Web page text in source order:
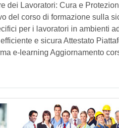
dei Lavoratori: Cura e
del corso di formazione sulla
per i lavoratori in ambienti
e sicura Attestato
e-learning Aggiornamento